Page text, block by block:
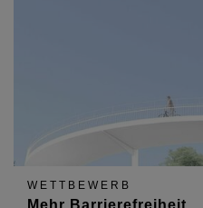
WETTBEWERB
Mehr Barrierefreiheit